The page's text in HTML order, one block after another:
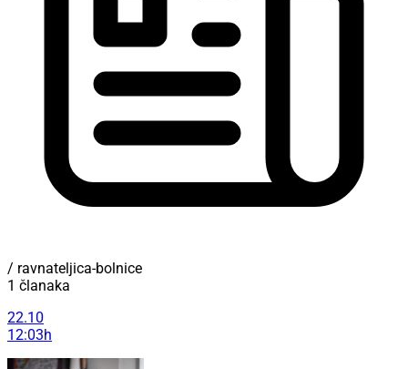
/ ravnateljica-bolnice
1 članaka
22.10
12:03h